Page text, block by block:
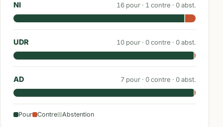
NI 16 pour · 1 contre · 0abst.
UDR 10 pour · 0contre · 0abst.
AD 7 pour · 0contre · 0abst.
Pour Contre Abstention